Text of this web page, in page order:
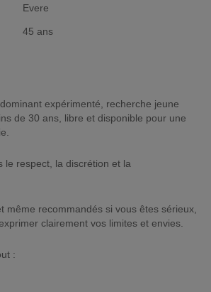
Evere
45 ans
de 30 ans, libre et disponible pour une
le respect, la discrétion et la
même recommandés si vous êtes sérieux,
clairement vos limites et envies.
: